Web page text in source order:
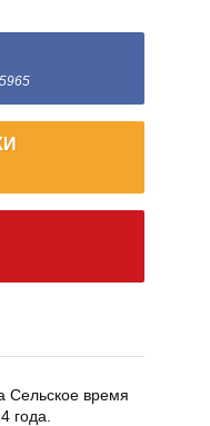
Сельское время
года.